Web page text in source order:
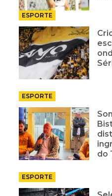
ESPORTE
ESPORTE
do
ESPORTE